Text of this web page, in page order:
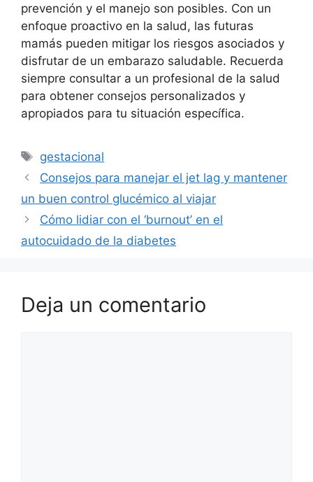
prevención y el manejo son posibles. Con un
enfoque proactivo en la salud, las futuras
mamás pueden mitigar los riesgos asociados y
disfrutar de un embarazo saludable. Recuerda
siempre consultar a un profesional de la salud
para obtener consejos personalizados y
apropiados para tu situación específica.
Etiquetas
gestacional
Consejos para manejar el jet lag y mantener
un buen control glucémico al viajar
Cómo lidiar con el ‘burnout’ en el
autocuidado de la diabetes
Deja un comentario